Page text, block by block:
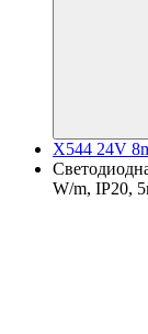
X544 24V
W/m, IP20,